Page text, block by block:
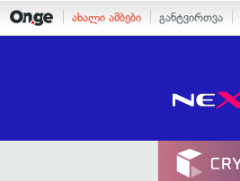
ახალი ამბები განტვირთვა